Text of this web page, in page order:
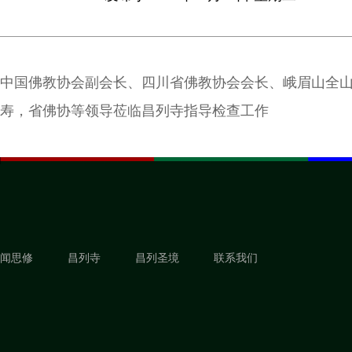
中国佛教协会副会长、四川省佛教协会会长、峨眉山全
寿，省佛协等领导莅临昌列寺指导检查工作
闻思修 昌列寺 昌列圣境 联系我们